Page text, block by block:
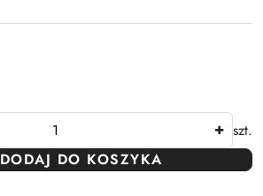
szt.
DODAJ DO KOSZYKA